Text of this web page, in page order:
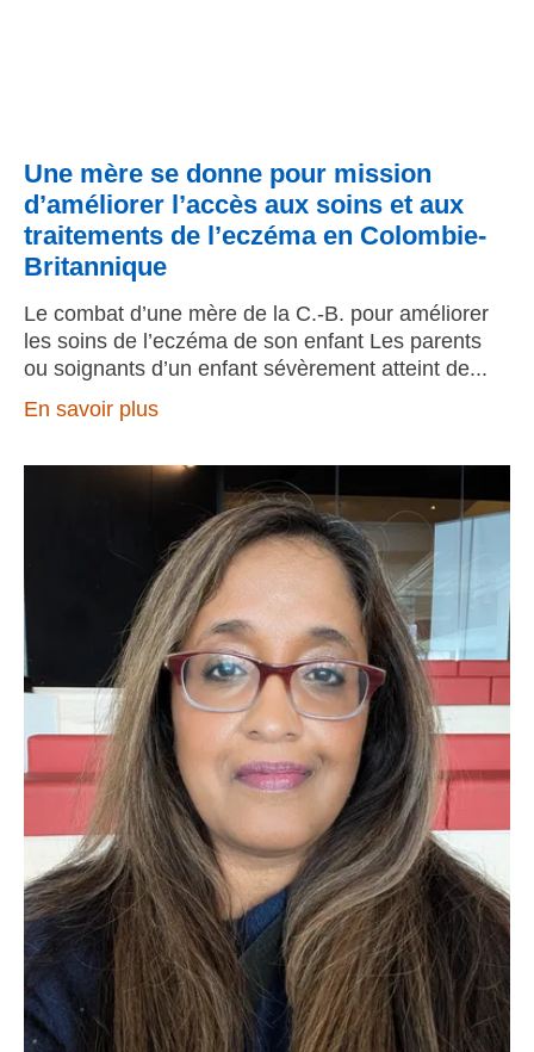
Une mère se donne pour mission
d’améliorer l’accès aux soins et aux
traitements de l’eczéma en Colombie-
Britannique
Le combat d’une mère de la C.-B. pour améliorer
les soins de l’eczéma de son enfant Les parents
ou soignants d’un enfant sévèrement atteint de
En savoir plus